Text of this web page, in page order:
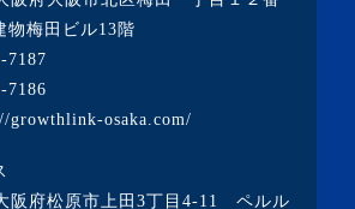
事)
事)
記事)
梅田ビル13階
7187
7186
growthlink-osaka.com/
阪府松原市上田3丁目4-11 ペルル